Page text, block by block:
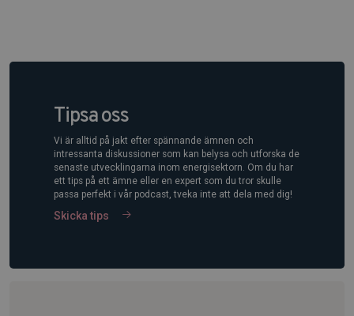
Tipsa oss
Vi är alltid på jakt efter spännande ämnen och
intressanta diskussioner som kan belysa och utforska de
senaste utvecklingarna inom energisektorn. Om du har
ett tips på ett ämne eller en expert som du tror skulle
passa perfekt i vår podcast, tveka inte att dela med dig!
Skicka tips